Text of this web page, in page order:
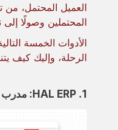
العميل المحتمل، من
المحتملين وصولًا إلى
الأدوات الخمسة
الرحلة، وإليك كيف
1. HAL ERP: مدرب المبيعات الذكي الخاص بك